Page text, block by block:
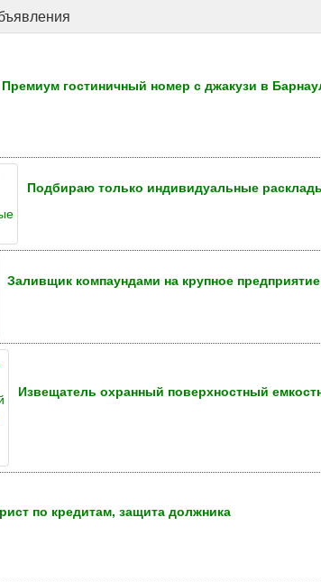
Премиум гостиничный номер с джакузи в
Подбираю только индивидуальные
Заливщик компаундами на крупное предприятие
Извещатель охранный поверхностный
по кредитам, защита должника